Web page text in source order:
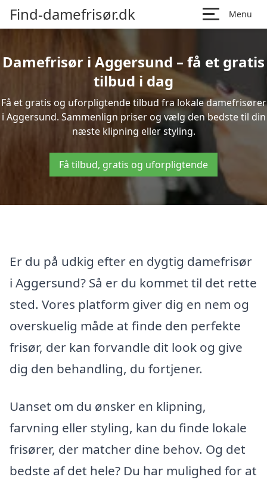
Find-damefrisør.dk Menu
Damefrisør i Aggersund – få et gratis
tilbud i dag
Få et gratis og uforpligtende tilbud fra lokale damefrisører
i Aggersund. Sammenlign priser og vælg den bedste til din
næste klipning eller styling.
Få tilbud, gratis og uforpligtende
Er du på udkig efter en dygtig damefrisør
i Aggersund? Så er du kommet til det rette
sted. Vores platform giver dig en nem og
overskuelig måde at finde den perfekte
frisør, der kan forvandle dit look og give
dig den behandling, du fortjener.
Uanset om du ønsker en klipning,
farvning eller styling, kan du finde lokale
frisører, der matcher dine behov. Og det
bedste af det hele? Du har mulighed for at